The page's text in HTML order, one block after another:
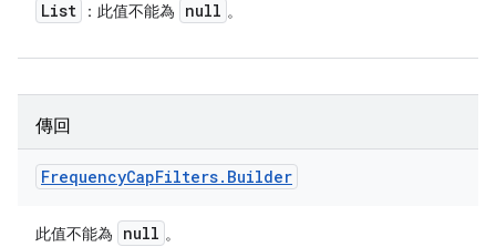
List ：此值不能為 null 。
傳回
FrequencyCapFilters. Builder
此值不能為 null 。